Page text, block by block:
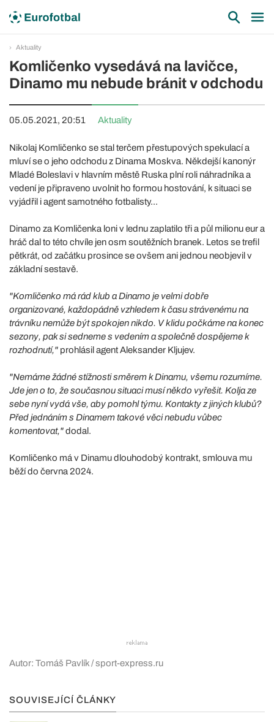
Aktuality
Komličenko vysedává na lavičce,
Dinamo mu nebude bránit v odchodu
05.05.2021, 20:51 Aktuality
Nikolaj Komličenko se stal terčem přestupových spekulací a
mluví se o jeho odchodu z Dinama Moskva. Někdejší kanonýr
Mladé Boleslavi v hlavním městě Ruska plní roli náhradníka a
vedení je připraveno uvolnit ho formou hostování, k situaci se
vyjádřil i agent samotného fotbalisty...
Dinamo za Komličenka loni v lednu zaplatilo tři a půl milionu eur a
hráč dal to této chvíle jen osm soutěžních branek. Letos se trefil
pětkrát, od začátku prosince se ovšem ani jednou neobjevil v
základní sestavě.
"Komličenko má rád klub a Dinamo je velmi dobře
organizované, každopádně vzhledem k času strávenému na
trávníku nemůže být spokojen nikdo. V klidu počkáme na konec
sezony, pak si sedneme s vedením a společně dospějeme k
rozhodnutí," prohlásil agent Aleksander Kljujev.
"Nemáme žádné stížnosti směrem k Dinamu, všemu rozumíme.
Jde jen o to, že současnou situaci musí někdo vyřešit. Kolja ze
sebe nyní vydá vše, aby pomohl týmu. Kontakty z jiných klubů?
Před jednáním s Dinamem takové věci nebudu vůbec
komentovat,"dodal.
Komličenko má v Dinamu dlouhodobý kontrakt, smlouva mu
běží do června 2024.
Autor: Tomáš Pavlík / sport-express.ru
SOUVISEJÍCÍ ČLÁNKY